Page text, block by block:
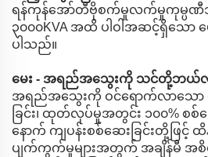
ရန်ကုန်အော်တီဗိုစက်မှုလက်မှုကုမ္ပဏီသ
၃၀၀၀KVA အထိ ပါဝါအဆင့်ရှိသော မ
ပါသည်။
မေး - အရည်အသွေးကို သင်တို့ဘယ်
အရည်အသွေးကို ဝင်ရောက်လာသော ပ
ခြင်း၊ ထုတ်လုပ်မှုအတွင်း ၁၀၀% စစ်ဆ
နောက် ကျပန်းစစ်ဆေးခြင်းတို့ဖြင့်
ပျက်ကွက်မှုများအတွက် အချိန်မီ အစိ